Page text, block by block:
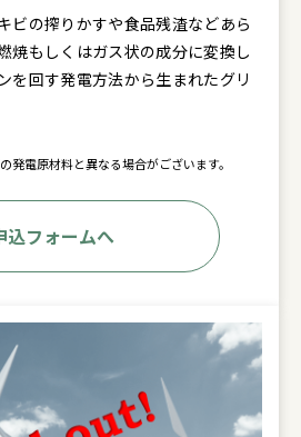
ビの搾りかすや食品残渣などあら
焼もしくはガス状の成分に変換し
を回す発電方法から生まれたグリ
電原材料と異なる場合がございます。
込フォームへ